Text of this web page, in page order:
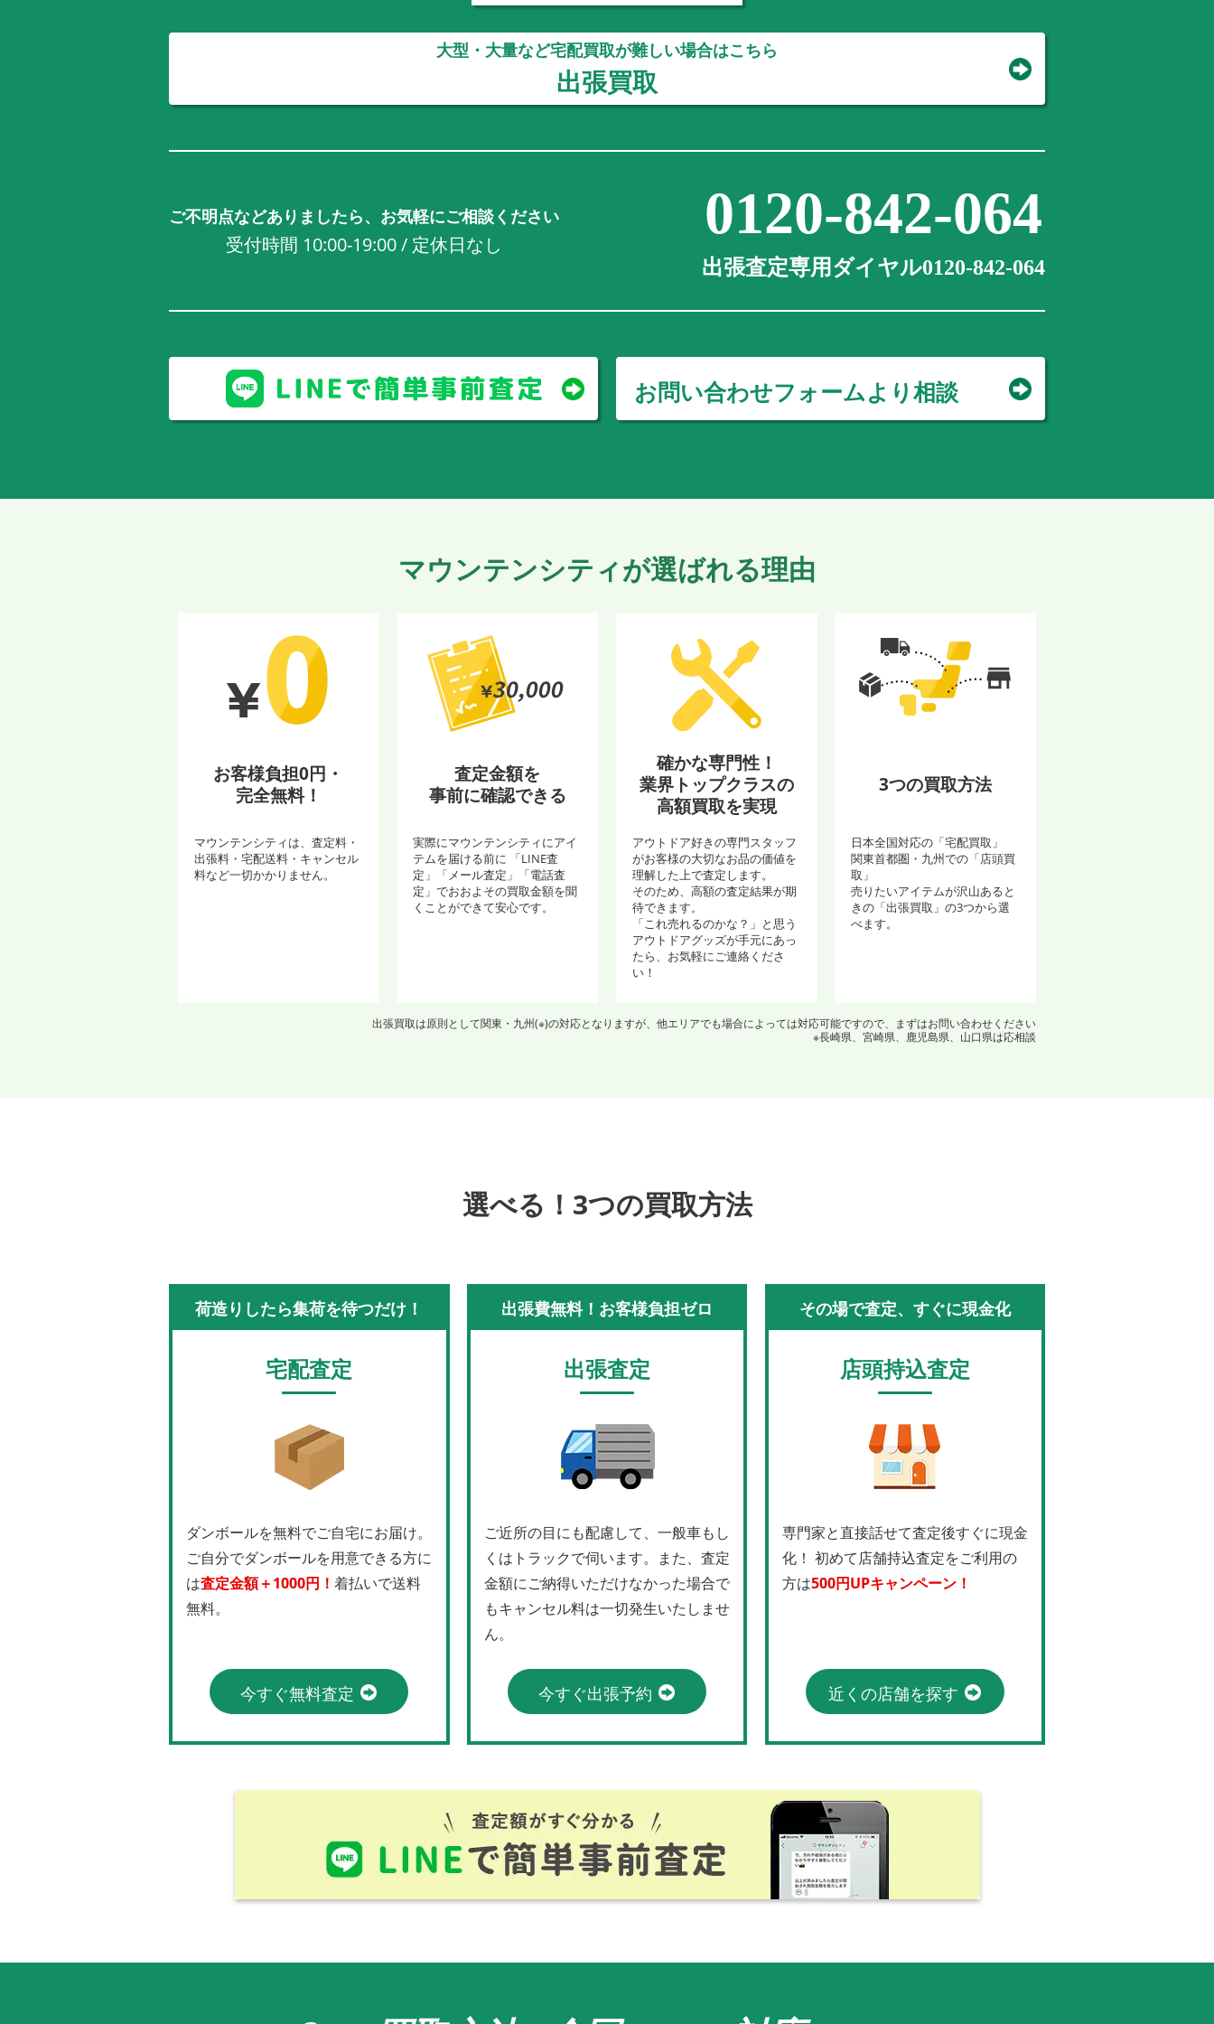
大型・大量など宅配買取が難しい場合はこちら
出張買取
ご不明点などありましたら、お気軽にご相談ください
受付時間 10:00-19:00 / 定休日なし 0120-842-064
出張査定専用ダイヤル0120-842-064
お問い合わせフォームより相談
マウンテンシティが選ばれる理由
お客様負担0円・
完全無料！
マウンテンシティは、査定料・
出張料・宅配送料・キャンセル
料など一切かかりません。
査定金額を
事前に確認できる
実際にマウンテンシティにアイ
テムを届ける前に 「LINE査
定」「メール査定」「電話査
定」でおおよその買取金額を聞
くことができて安心です。
確かな専門性！
業界トップクラスの
高額買取を実現
アウトドア好きの専門スタッフ
がお客様の大切なお品の価値を
理解した上で査定します。
そのため、高額の査定結果が期
待できます。
「これ売れるのかな？」と思う
アウトドアグッズが手元にあっ
たら、お気軽にご連絡くださ
い！
3つの買取方法
日本全国対応の「宅配買取」
関東首都圏・九州での「店頭買
取」
売りたいアイテムが沢山あると
きの「出張買取」の3つから選
べます。
出張買取は原則として関東・九州(※)の対応となりますが、他エリアでも場合によっては対応可能ですので、まずはお問い合わせください
※長崎県、宮崎県、鹿児島県、山口県は応相談
選べる！3つの買取方法
荷造りしたら集荷を待つだけ！
宅配査定
ダンボールを無料でご自宅にお届け。
ご自分でダンボールを用意できる方に
は査定金額＋1000円！着払いで送料
無料。
今すぐ無料査定
出張費無料！お客様負担ゼロ
出張査定
ご近所の目にも配慮して、一般車もし
くはトラックで伺います。また、査定
金額にご納得いただけなかった場合で
もキャンセル料は一切発生いたしませ
ん。
今すぐ出張予約
その場で査定、すぐに現金化
店頭持込査定
専門家と直接話せて査定後すぐに現金
化！ 初めて店舗持込査定をご利用の
方は500円UPキャンペーン！
近くの店舗を探す